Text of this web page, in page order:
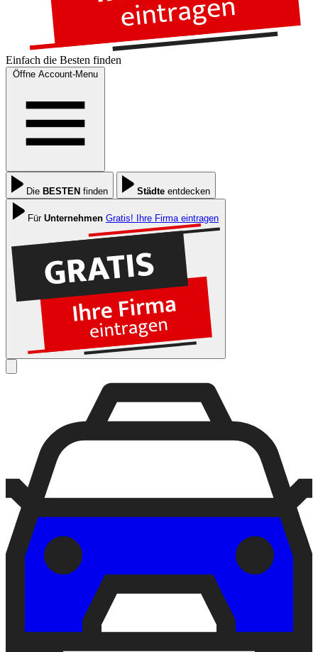
Einfach die Besten finden
Öffne Account-Menu
Die BESTEN finden Städte entdecken
Für Unternehmen Gratis! Ihre Firma eintragen